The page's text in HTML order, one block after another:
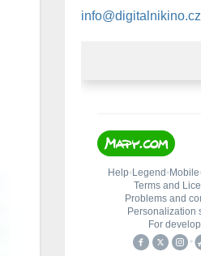
info@digitalnikino.cz